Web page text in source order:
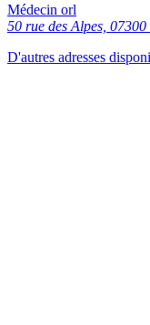
Médecin orl
50 rue des Alpes,
D'autres adresses